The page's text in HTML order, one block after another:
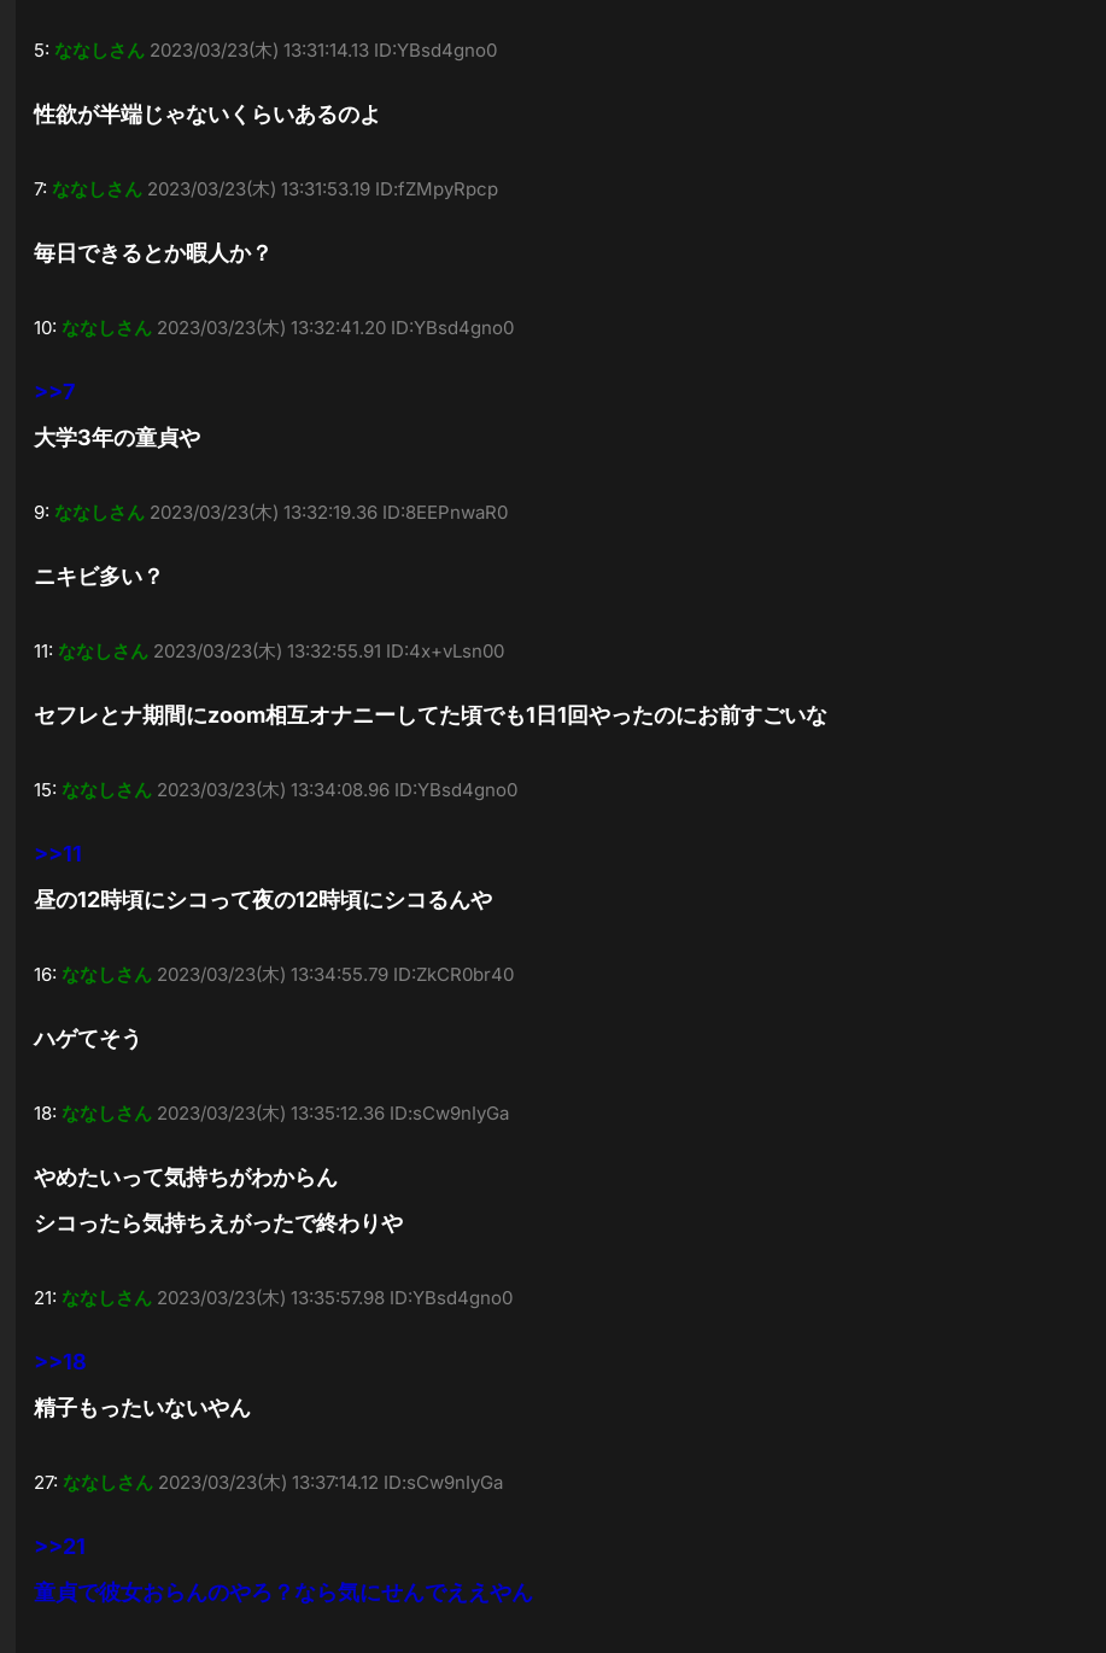
5: ななしさん 2023/03/23(木) 13:31:14.13 ID:YBsd4gno0
性欲が半端じゃないくらいあるのよ
7: ななしさん 2023/03/23(木) 13:31:53.19 ID:fZMpyRpcp
毎日できるとか暇人か？
10: ななしさん 2023/03/23(木) 13:32:41.20 ID:YBsd4gno0
>>7
大学3年の童貞や
9: ななしさん 2023/03/23(木) 13:32:19.36 ID:8EEPnwaR0
ニキビ多い？
11: ななしさん 2023/03/23(木) 13:32:55.91 ID:4x+vLsn00
セフレとナ期間にzoom相互オナニーしてた頃でも1日1回やったのにお前すごいな
15: ななしさん 2023/03/23(木) 13:34:08.96 ID:YBsd4gno0
>>11
昼の12時頃にシコって夜の12時頃にシコるんや
16: ななしさん 2023/03/23(木) 13:34:55.79 ID:ZkCR0br40
ハゲてそう
18: ななしさん 2023/03/23(木) 13:35:12.36 ID:sCw9nIyGa
やめたいって気持ちがわからん
シコったら気持ちえがったで終わりや
21: ななしさん 2023/03/23(木) 13:35:57.98 ID:YBsd4gno0
>>18
精子もったいないやん
27: ななしさん 2023/03/23(木) 13:37:14.12 ID:sCw9nIyGa
>>21
童貞で彼女おらんのやろ？なら気にせんでええやん